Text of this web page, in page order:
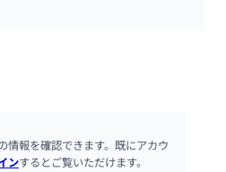
情報を確認できます。既にアカウ
ンするとご覧いただけます。